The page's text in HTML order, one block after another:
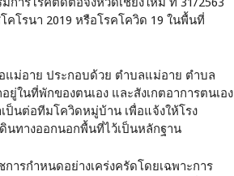
คโรนา 2019 หรือโรคโควิด 19 ในพื้นที่
แม่อาย ประกอบด้วย ตำบลแม่อาย ตำบล
ในที่พักของตนเอง และสังเกตอาการตนเอง
ป็นต่อทีมโควิดหมู่บ้าน เพื่อแจ้งให้โรง
นทางออกนอกพื้นที่ไว้เป็นหลักฐาน
รกำหนดอย่างเคร่งครัดโดยเฉพาะการ